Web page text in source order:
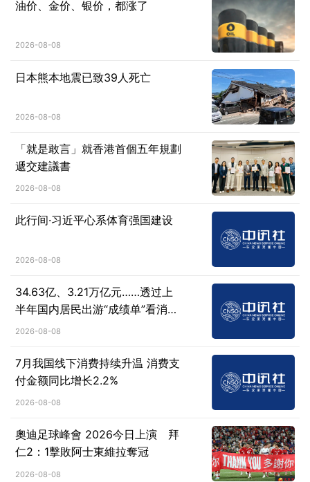
油价、金价、银价，都涨了
2026-08-08
日本熊本地震已致39人死亡
2026-08-08
「就是敢言」就香港首個五年規劃
遞交建議書
2026-08-08
此行间·习近平心系体育强国建设
2026-08-08
34.63亿、3.21万亿元……透过上
半年国内居民出游“成绩单”看消费
新动向
2026-08-08
7月我国线下消费持续升温 消费支
付金额同比增长2.2%
2026-08-08
奧迪足球峰會 2026今日上演 拜
仁2：1擊敗阿士東維拉奪冠
2026-08-08